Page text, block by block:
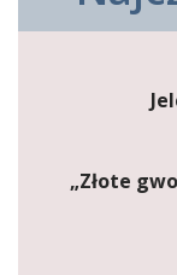
„Złote